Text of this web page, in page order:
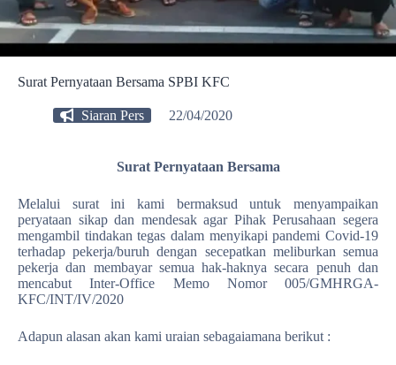
Surat Pernyataan Bersama SPBI KFC
Siaran Pers 22/04/2020
Surat Pernyataan Bersama
Melalui surat ini kami bermaksud untuk menyampaikan
peryataan sikap dan mendesak agar Pihak Perusahaan segera
mengambil tindakan tegas dalam menyikapi pandemi Covid-19
terhadap pekerja/buruh dengan secepatkan meliburkan semua
pekerja dan membayar semua hak-haknya secara penuh dan
mencabut Inter-Office Memo Nomor 005/GMHRGA-
KFC/INT/IV/2020
Adapun alasan akan kami uraian sebagaiamana berikut :